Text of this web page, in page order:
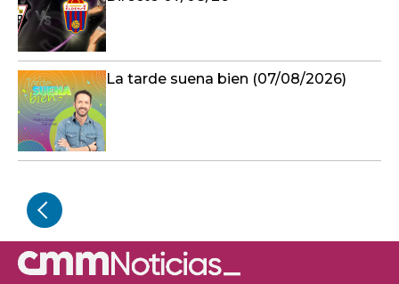
La tarde suena bien (07/08/2026)